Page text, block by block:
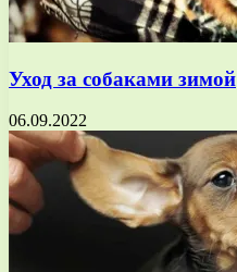
Уход за собаками зимой
06.09.2022